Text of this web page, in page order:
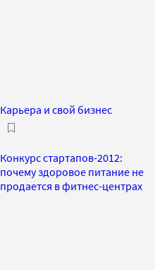
Карьера и свой бизнес
Конкурс стартапов-2012:
почему здоровое питание не
продается в фитнес-центрах